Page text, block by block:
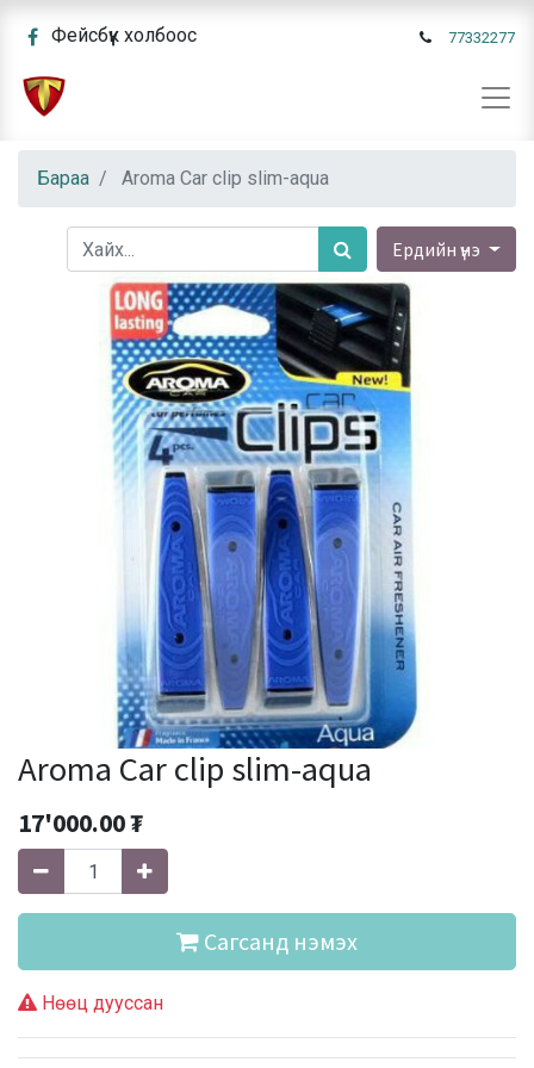
Фейсбүүк холбоос 77332277
Бараа Aroma Car clip slim-aqua
Ердийн үнэ
Aroma Car clip slim-aqua
17'000.00₮
Сагсанд нэмэх
Нөөц дууссан